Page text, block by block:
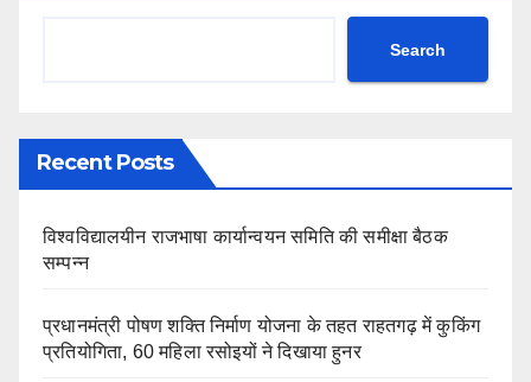
Search
Recent Posts
विश्वविद्यालयीन राजभाषा कार्यान्वयन समिति की समीक्षा बैठक
सम्पन्न
प्रधानमंत्री पोषण शक्ति निर्माण योजना के तहत राहतगढ़ में कुकिंग
प्रतियोगिता, 60 महिला रसोइयों ने दिखाया हुनर